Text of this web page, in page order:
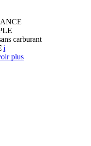
carburant
i
plus